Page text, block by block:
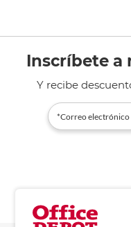
Inscríbete a
Y recibe